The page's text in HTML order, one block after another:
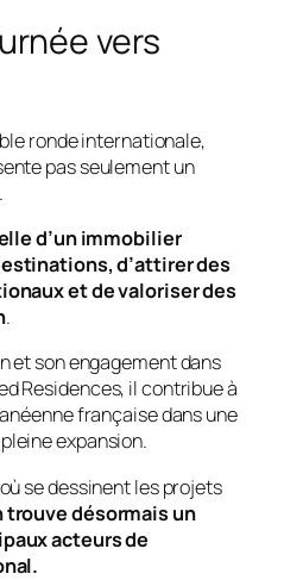
vers
ronde internationale,
pas seulement un
d’un immobilier
d’attirer des
et de valoriser des
.
et son engagement dans
Residences, il contribue à
française dans une
expansion.
se dessinent les projets
désormais un
acteurs de